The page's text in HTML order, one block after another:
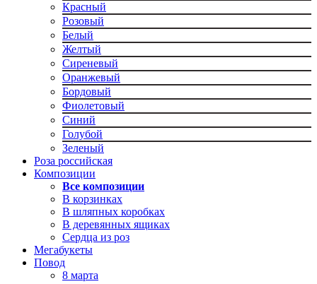
Красный
Розовый
Белый
Желтый
Сиреневый
Оранжевый
Бордовый
Фиолетовый
Синий
Голубой
Зеленый
Роза российская
Композиции
Все композиции
В корзинках
В шляпных коробках
В деревянных ящиках
Сердца из роз
Мегабукеты
Повод
8 марта